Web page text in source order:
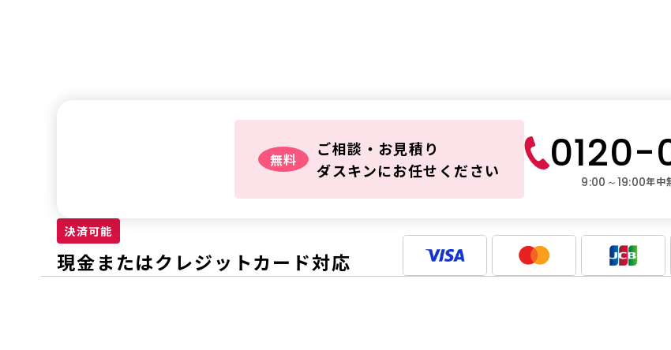
無料
ご相談・お見積り
ダスキンにお任せください
9:00～19:00年中
決済可能
現金またはクレジットカード対応